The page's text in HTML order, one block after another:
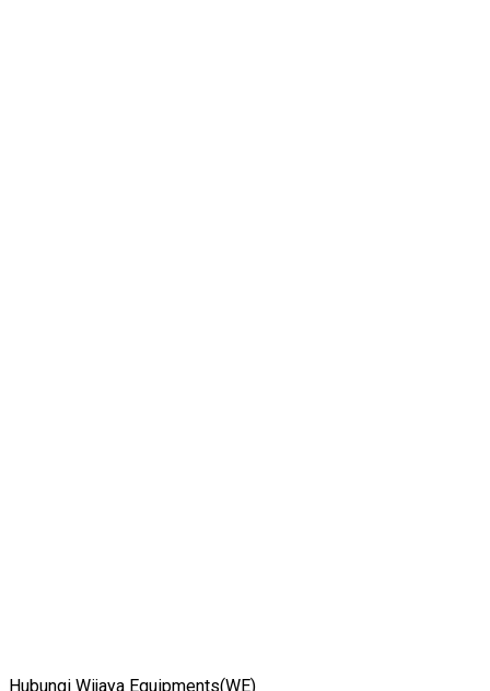
Hubungi Wijaya Equipments(WE)